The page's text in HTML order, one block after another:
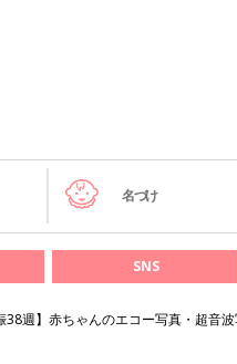
名づけ
SNS
38週】赤ちゃんのエコー写真・超音